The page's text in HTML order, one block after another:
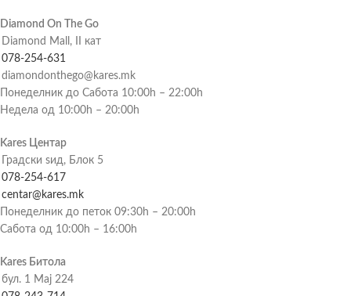
Diamond On The Go
Diamond Mall, II кат
078-254-631
diamondonthego@kares.mk
Понеделник до Сабота 10:00h – 22:00h
Недела од 10:00h – 20:00h
Kares Центар
Градски ѕид, Блок 5
078-254-617
centar@kares.mk
Понеделник до петок 09:30h – 20:00h
Сабота од 10:00h – 16:00h
Kares Битола
бул. 1 Мај 224